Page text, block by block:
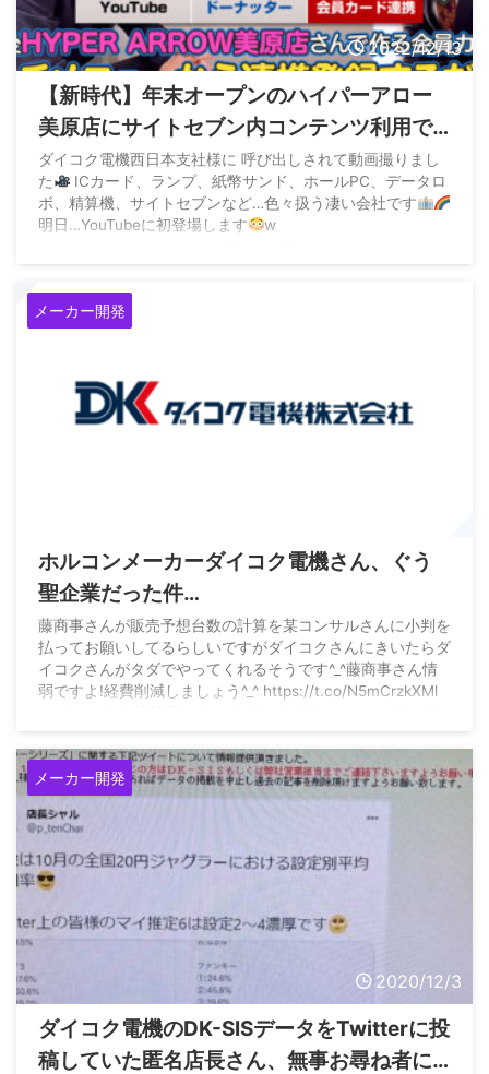
2022/12/13
【新時代】年末オープンのハイパーアロー
美原店にサイトセブン内コンテンツ利用で
電子マネーやマイルが貯まる新システムが
導入へ
ダイコク電機西日本支社様に 呼び出しされて動画撮りまし
た
ICカード、ランプ、紙幣サンド、ホールPC、データロ
ボ、精算機、サイトセブンなど…色々扱う凄い会社です
明日…YouTubeに初登場します
w
メーカー開発
ホルコンメーカーダイコク電機さん、ぐう
聖企業だった件…
藤商事さんが販売予想台数の計算を某コンサルさんに小判を
払ってお願いしてるらしいですがダイコクさんにきいたらダ
イコクさんがタダでやってくれるそうです^_^藤商事さん情
弱ですよ!経費削減しましょう^_^ https://t.co/N5mCrzkXMl
メーカー開発
2020/12/3
ダイコク電機のDK-SISデータをTwitterに投
稿していた匿名店長さん、無事お尋ね者に